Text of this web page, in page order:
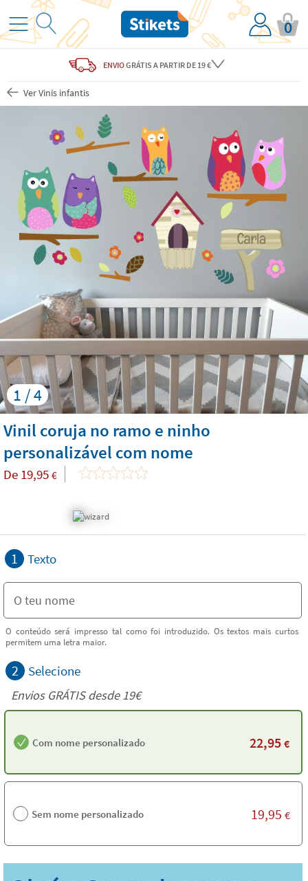
0
ENVIOGRÁTIS A PARTIR DE 19 €
Ver Vinis infantis
1 / 4
Vinil coruja no ramo e ninho
personalizável com nome
De 19,95 €
1 Texto
O conteúdo será impresso tal como foi introduzido. Os textos mais curtos
permitem uma letra maior.
2 Selecione
Envios GRÁTIS desde 19€
Com nome personalizado 22,95 €
Sem nome personalizado 19,95 €